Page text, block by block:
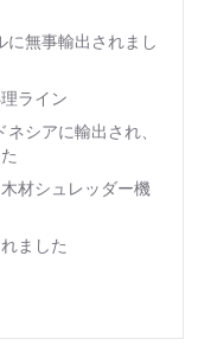
無事輸出されまし
ライン
シアに輸出され、
材シュレッダー機
ました